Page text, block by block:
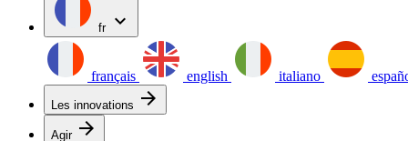
fr expand_more
français english italiano
Les innovations arrow_forward
Agir arrow_forward